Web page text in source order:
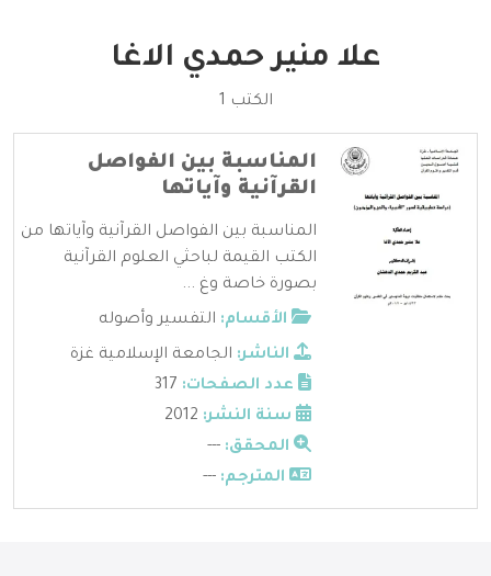
علا منير حمدي الاغا
الكتب 1
المناسبة بين الفواصل
القرآنية وآياتها
المناسبة بين الفواصل القرآنية وآياتها من
الكتب القيمة لباحثي العلوم القرآنية
بصورة خاصة وغ ...
الأقسام: التفسير وأصوله
الناشر: الجامعة الإسلامية غزة
عدد الصفحات:
سنة النشر:
المحقق: ---
المترجم: ---